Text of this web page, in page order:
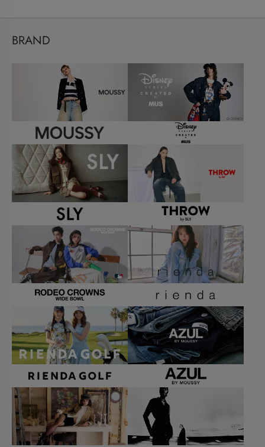
BRAND